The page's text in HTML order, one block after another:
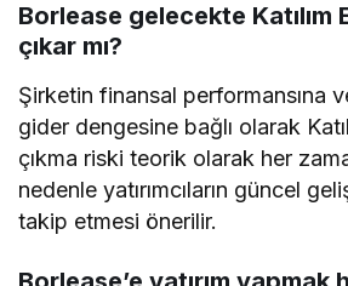
Borlease gelecekte Katılım
çıkar mı?
Şirketin finansal performansına
gider dengesine bağlı olarak
çıkma riski teorik olarak her
nedenle yatırımcıların güncel
takip etmesi önerilir.